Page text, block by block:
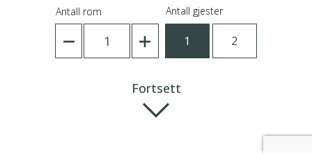
Antall rom
1
Antall gjester
1 2
Fortsett